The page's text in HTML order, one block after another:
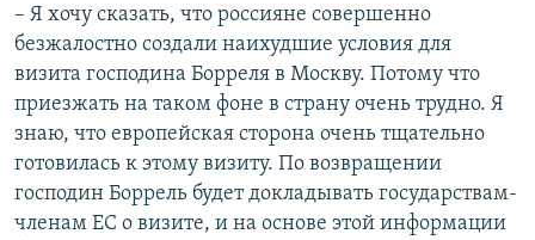
– Я хочу сказать, что россияне совершенно
безжалостно создали наихудшие условия для
визита господина Борреля в Москву. Потому что
приезжать на таком фоне в страну очень трудно. Я
знаю, что европейская сторона очень тщательно
готовилась к этому визиту. По возвращении
господин Боррель будет докладывать государствам-
членам ЕС о визите, и на основе этой информации